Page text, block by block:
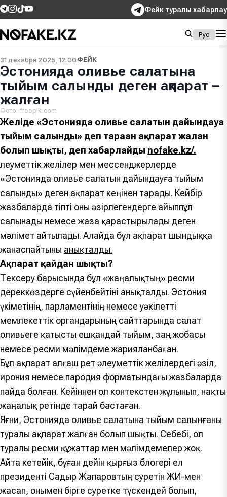
Фейк туралы хабарлау
Рус
31 декабря 2025, 12:00ФЕЙК
Эстонияда оливье салатына
тыйым салынды деген ақпарат –
жалған
Фото: freepik.com
Желіде «Эстонияда оливье салатын дайындауға
тыйым салынды» деп тараған ақпарат жалған
болып шықты, деп хабарлайды nofake.kz/.
Әлеуметтік желілер мен мессенджерлерде
«Эстонияда оливье cалатын дайындауға тыйым
салынды» деген ақпарат кеңінен тарады. Кейбір
жазбаларда тіпті оны әзірлегендерге айыппұл
салынады немесе жаза қарастырылады деген
мәлімет айтылады. Алайда бұл ақпарат шындыққа
жанаспайтыны анықталды.
Ақпарат қайдан шықты?
Тексеру барысында бұл «жаңалықтың» ресми
дереккөздерге сүйенбейтіні анықталды. Эстония
үкіметінің, парламентінің немесе уәкілетті
мемлекеттік органдарының сайттарында салат
оливьеге қатысты ешқандай тыйым, заң жобасы
немесе ресми мәлімдеме жарияланбаған.
Бұл ақпарат алғаш рет әлеуметтік желілердегі әзіл,
ирония немесе пародия форматындағы жазбаларда
пайда болған. Кейіннен ол контекстен жұлынып, нақты
жаңалық ретінде тарай бастаған.
Яғни, Эстонияда оливье салатына тыйым салынғаны
туралы ақпарат жалған болып шықты. Себебі, ол
туралы ресми құжаттар мен мәлімдемелер жоқ.
Айта кетейік, бұған дейін қырғыз блогері ел
президенті Садыр Жапаровтың суретін ЖИ-мен
жасап, онымен бірге суретке түскендей болып,